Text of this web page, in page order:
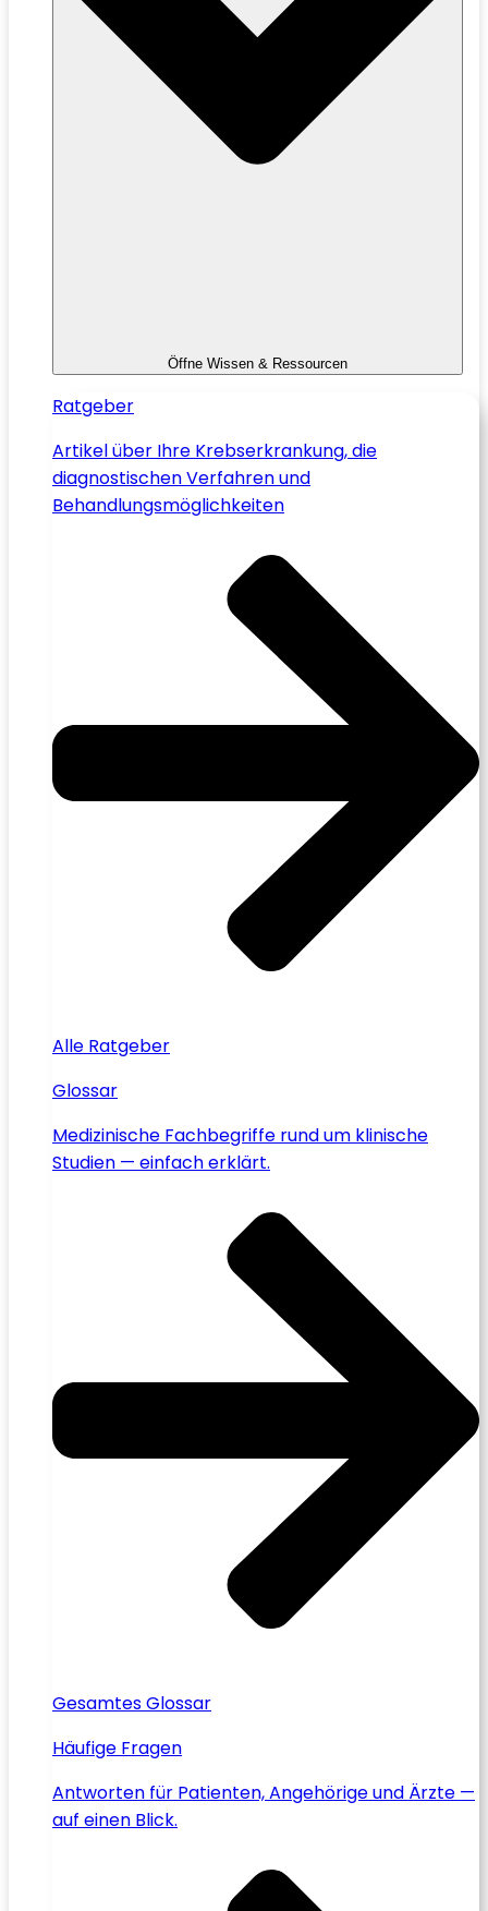
Öffne Wissen & Ressourcen
Ratgeber
Artikel über Ihre Krebserkrankung, die
diagnostischen Verfahren und
Behandlungsmöglichkeiten
Alle Ratgeber
Glossar
Medizinische Fachbegriffe rund um klinische
Studien — einfach erklärt.
Gesamtes Glossar
Häufige Fragen
Antworten für Patienten, Angehörige und Ärzte —
auf einen Blick.